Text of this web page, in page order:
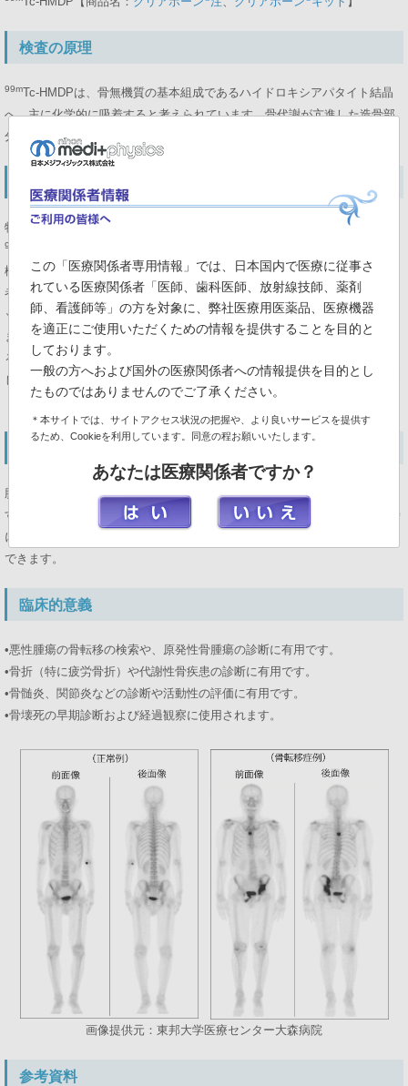
検査の原理
99mTc-HMDPは、骨無機質の基本組成であるハイドロキシアパタイト結晶
へ、主に化学的に吸着すると考えられています。骨代謝が亢進した造骨部
分により多く吸着することから、集積の異常として描出されます。
特に前処置等の注意はありません。
99m
検査を行います。仰臥位で寝ている患
者さんの前後方向に検出器もしくはベ
ッドを移動させて15分程度の撮像をし
ます。SPECT収集をして断層像を得
る場合にはさらに10分～15分程度を要
します。
腫瘍や骨折等に集積する性質がありますので、視覚的に判断して評価しま
す。また、BSIやSUVの数値指標を用いてSPECT収集の際にCT検査も同時
にできる装置では、両画像を融合表示することで診断情報を増やすことが
できます。
臨床的意義
•悪性腫瘍の骨転移の検索や、原発性骨腫瘍の診断に有用です。
•骨折（特に疲労骨折）や代謝性骨疾患の診断に有用です。
•骨髄炎、関節炎などの診断や活動性の評価に有用です。
•骨壊死の早期診断および経過観察に使用されます。
画像提供元：東邦大学医療センター大森病院
参考資料
この「医療関係者専用情報」では、日本国内で医療に従事さ
れている医療関係者「医師、歯科医師、放射線技師、薬剤
師、看護師等」の方を対象に、弊社医療用医薬品、医療機器
を適正にご使用いただくための情報を提供することを目的と
しております。
一般の方へおよび国外の医療関係者への情報提供を目的とし
たものではありませんのでご了承ください。
＊本サイトでは、サイトアクセス状況の把握や、より良いサービスを提供す
るため、Cookieを利用しています。同意の程お願いいたします。
あなたは医療関係者ですか？